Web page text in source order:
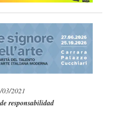
2021
responsabilidad